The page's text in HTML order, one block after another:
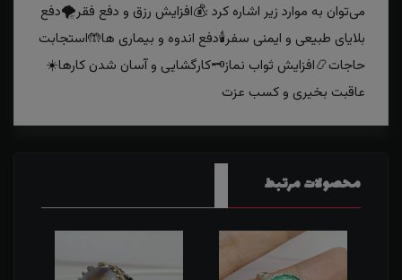
می‌توان به موارد زیر اشاره کرد :💰افزایش رزق و دفع فقر🌪دفع
بلایای طبیعی و ایمنی سفر🕯دفع اندوه و بیماری‌ ها🤲استجابت
حاجات📿افزایش ثواب نماز🗝کارگشایی و آسان‌ شدن کارها☀️
عاقبت بخیری و کسب عزت
محصولات مرتبط